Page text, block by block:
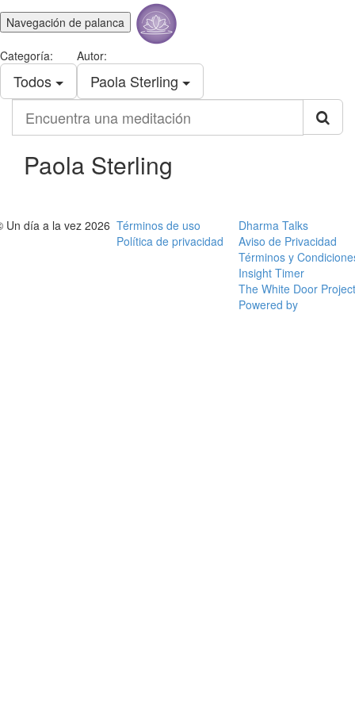
Navegación de palanca
Categoría:
Todos
Autor:
Paola Sterling
una
meditación
Paola Sterling
Un día a la vez 2026 Términos de uso
Política de privacidad
Dharma Talks
Aviso de Privacidad
Términos y
Insight Timer
The White Door Project
Powered by